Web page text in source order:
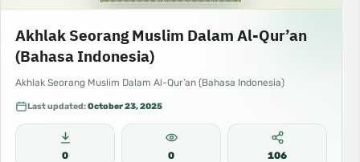
Akhlak Seorang Muslim Dalam Al-Qur’an
(Bahasa Indonesia)
Akhlak Seorang Muslim Dalam Al-Qur’an (Bahasa Indonesia)
Last updated:October 23, 2025
0 0 106